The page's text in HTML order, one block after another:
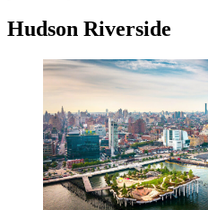
Hudson Riverside